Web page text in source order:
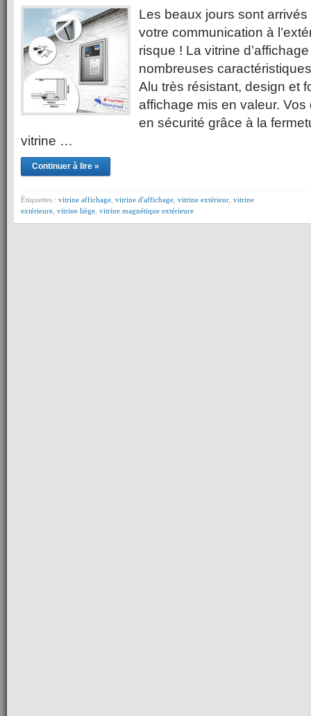
Les beaux jours sont arrivés
votre communication à
risque ! La vitrine
nombreuses
Alu très résistant, design et
affichage mis en valeur.
en sécurité grâce à la
vitrine …
Continuer à lire »
Étiquettes : vitrine affichage vitrine d'affichage vitrine extérieur vitrine
extérieure vitrine liège vitrine magnétique extérieure